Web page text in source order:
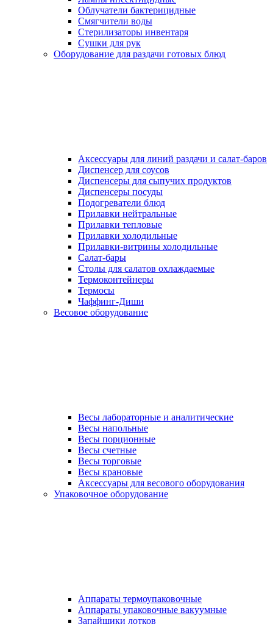
Облучатели бактерицидные
Смягчители воды
Стерилизаторы инвентаря
Сушки для рук
Оборудование для раздачи готовых блюд
Аксессуары для линий раздачи и салат-баров
Диспенсер для соусов
Диспенсеры для сыпучих продуктов
Диспенсеры посуды
Подогреватели блюд
Прилавки нейтральные
Прилавки тепловые
Прилавки холодильные
Прилавки-витрины холодильные
Салат-бары
Столы для салатов охлаждаемые
Термоконтейнеры
Термосы
Чаффинг-Диши
Весовое оборудование
Весы лабораторные и аналитические
Весы напольные
Весы порционные
Весы счетные
Весы торговые
Весы крановые
Аксессуары для весового оборудования
Упаковочное оборудование
Аппараты термоупаковочные
Аппараты упаковочные вакуумные
Запайщики лотков